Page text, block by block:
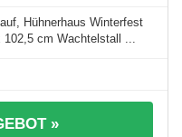
Hühnerhaus Winterfest
cm Wachtelstall ...
»